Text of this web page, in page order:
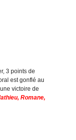
3 points de
est gonflé au
victoire de
Romane,